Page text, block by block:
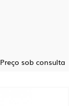
Preço sob consulta